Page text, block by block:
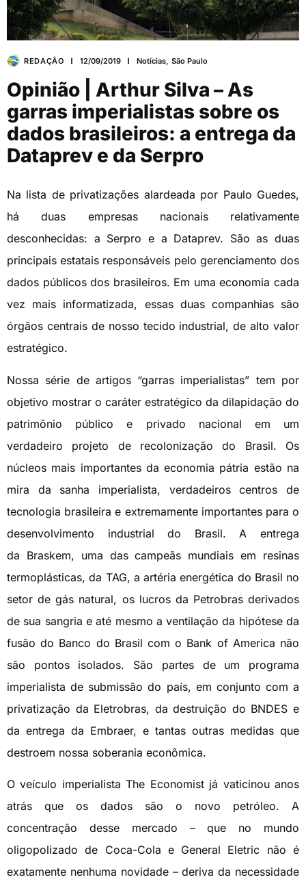
REDAÇÃO 12/09/2019 Notícias, São Paulo
Opinião | Arthur Silva – As
garras imperialistas sobre os
dados brasileiros: a entrega da
Dataprev e da Serpro
Na lista de privatizações alardeada por Paulo Guedes,
há duas empresas nacionais relativamente
desconhecidas: a Serpro e a Dataprev. São as duas
principais estatais responsáveis pelo gerenciamento dos
dados públicos dos brasileiros. Em uma economia cada
vez mais informatizada, essas duas companhias são
órgãos centrais de nosso tecido industrial, de alto valor
estratégico.
Nossa série de artigos “garras imperialistas” tem por
objetivo mostrar o caráter estratégico da dilapidação do
patrimônio público e privado nacional em um
verdadeiro projeto de recolonização do Brasil. Os
núcleos mais importantes da economia pátria estão na
mira da sanha imperialista, verdadeiros centros de
tecnologia brasileira e extremamente importantes para o
desenvolvimento industrial do Brasil. A entrega
da Braskem, uma das campeãs mundiais em resinas
termoplásticas, da TAG, a artéria energética do Brasil no
setor de gás natural, os lucros da Petrobras derivados
de sua sangria e até mesmo a ventilação da hipótese da
fusão do Banco do Brasil com o Bank of America não
são pontos isolados. São partes de um programa
imperialista de submissão do país, em conjunto com a
privatização da Eletrobras, da destruição do BNDES e
da entrega da Embraer, e tantas outras medidas que
destroem nossa soberania econômica.
O veículo imperialista The Economist já vaticinou anos
atrás que os dados são o novo petróleo. A
concentração desse mercado – que no mundo
oligopolizado de Coca-Cola e General Eletric não é
exatamente nenhuma novidade – deriva da necessidade